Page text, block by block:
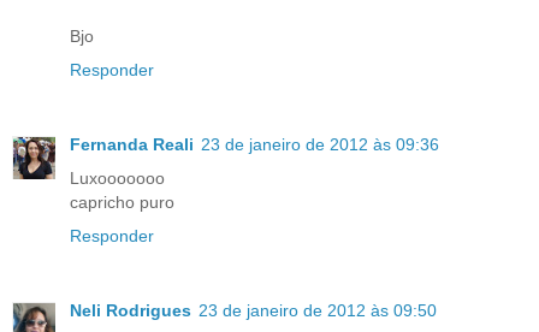
Bjo
Responder
Fernanda Reali 23 de janeiro de 2012 às 09:36
Luxooooooo
capricho puro
Responder
Neli Rodrigues 23 de janeiro de 2012 às 09:50